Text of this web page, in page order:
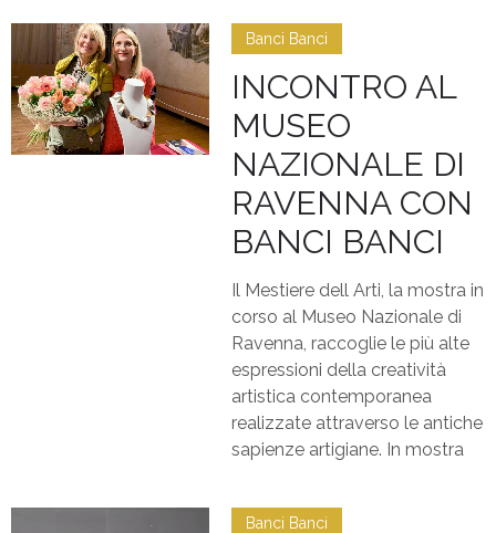
Banci Banci
INCONTRO AL
MUSEO
NAZIONALE DI
RAVENNA CON
BANCI BANCI
Il Mestiere dell Arti, la mostra in
corso al Museo Nazionale di
Ravenna, raccoglie le più alte
espressioni della creatività
artistica contemporanea
realizzate attraverso le antiche
sapienze artigiane. In mostra
Banci Banci